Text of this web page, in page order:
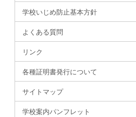
学校いじめ防止基本方針
よくある質問
リンク
各種証明書発行について
サイトマップ
学校案内パンフレット